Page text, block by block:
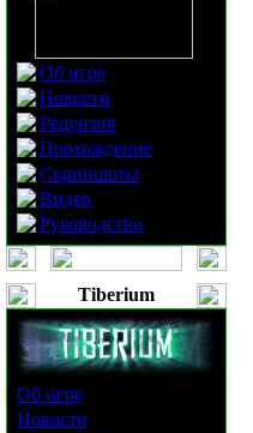
Об игре
Новости
Рецензия
Прохождение
Скриншоты
Видео
Руководство
Tiberium
Об игре
Новости